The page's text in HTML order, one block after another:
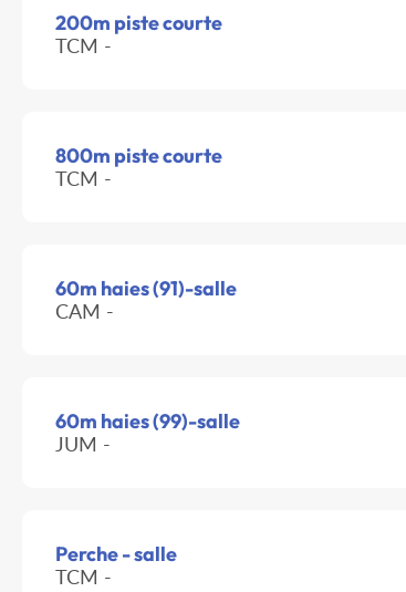
200m piste courte
TCM -
800m piste courte
TCM -
60m haies (91)-salle
CAM -
60m haies (99)-salle
JUM -
Perche - salle
TCM -